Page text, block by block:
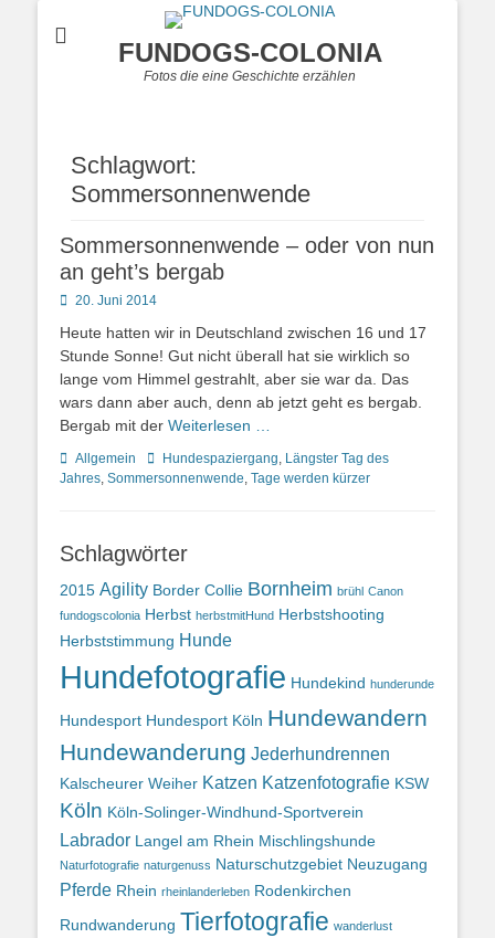
FUNDOGS-COLONIA
Fotos die eine Geschichte erzählen
Schlagwort:
Sommersonnenwende
Sommersonnenwende – oder von nun
an geht’s bergab
Posted
20. Juni 2014
Heute hatten wir in Deutschland zwischen 16 und 17
Stunde Sonne! Gut nicht überall hat sie wirklich so
lange vom Himmel gestrahlt, aber sie war da. Das
wars dann aber auch, denn ab jetzt geht es bergab.
Bergab mit der Weiterlesen …
Kategorien
Allgemein Schlagworte
Hundespaziergang, Längster Tag des
Jahres, Sommersonnenwende, Tage werden kürzer
Schlagwörter
2015 Agility Border Collie Bornheim brühl Canon
fundogscolonia Herbst herbstmitHund Herbstshooting
Herbststimmung Hunde
Hundefotografie Hundekind hunderunde
Hundesport Hundesport Köln Hundewandern
Hundewanderung Jederhundrennen
Kalscheurer Weiher Katzen Katzenfotografie KSW
Köln Köln-Solinger-Windhund-Sportverein
Labrador Langel am Rhein Mischlingshunde
Naturfotografie naturgenuss Naturschutzgebiet Neuzugang
Pferde Rhein rheinlanderleben Rodenkirchen
Rundwanderung Tierfotografie wanderlust